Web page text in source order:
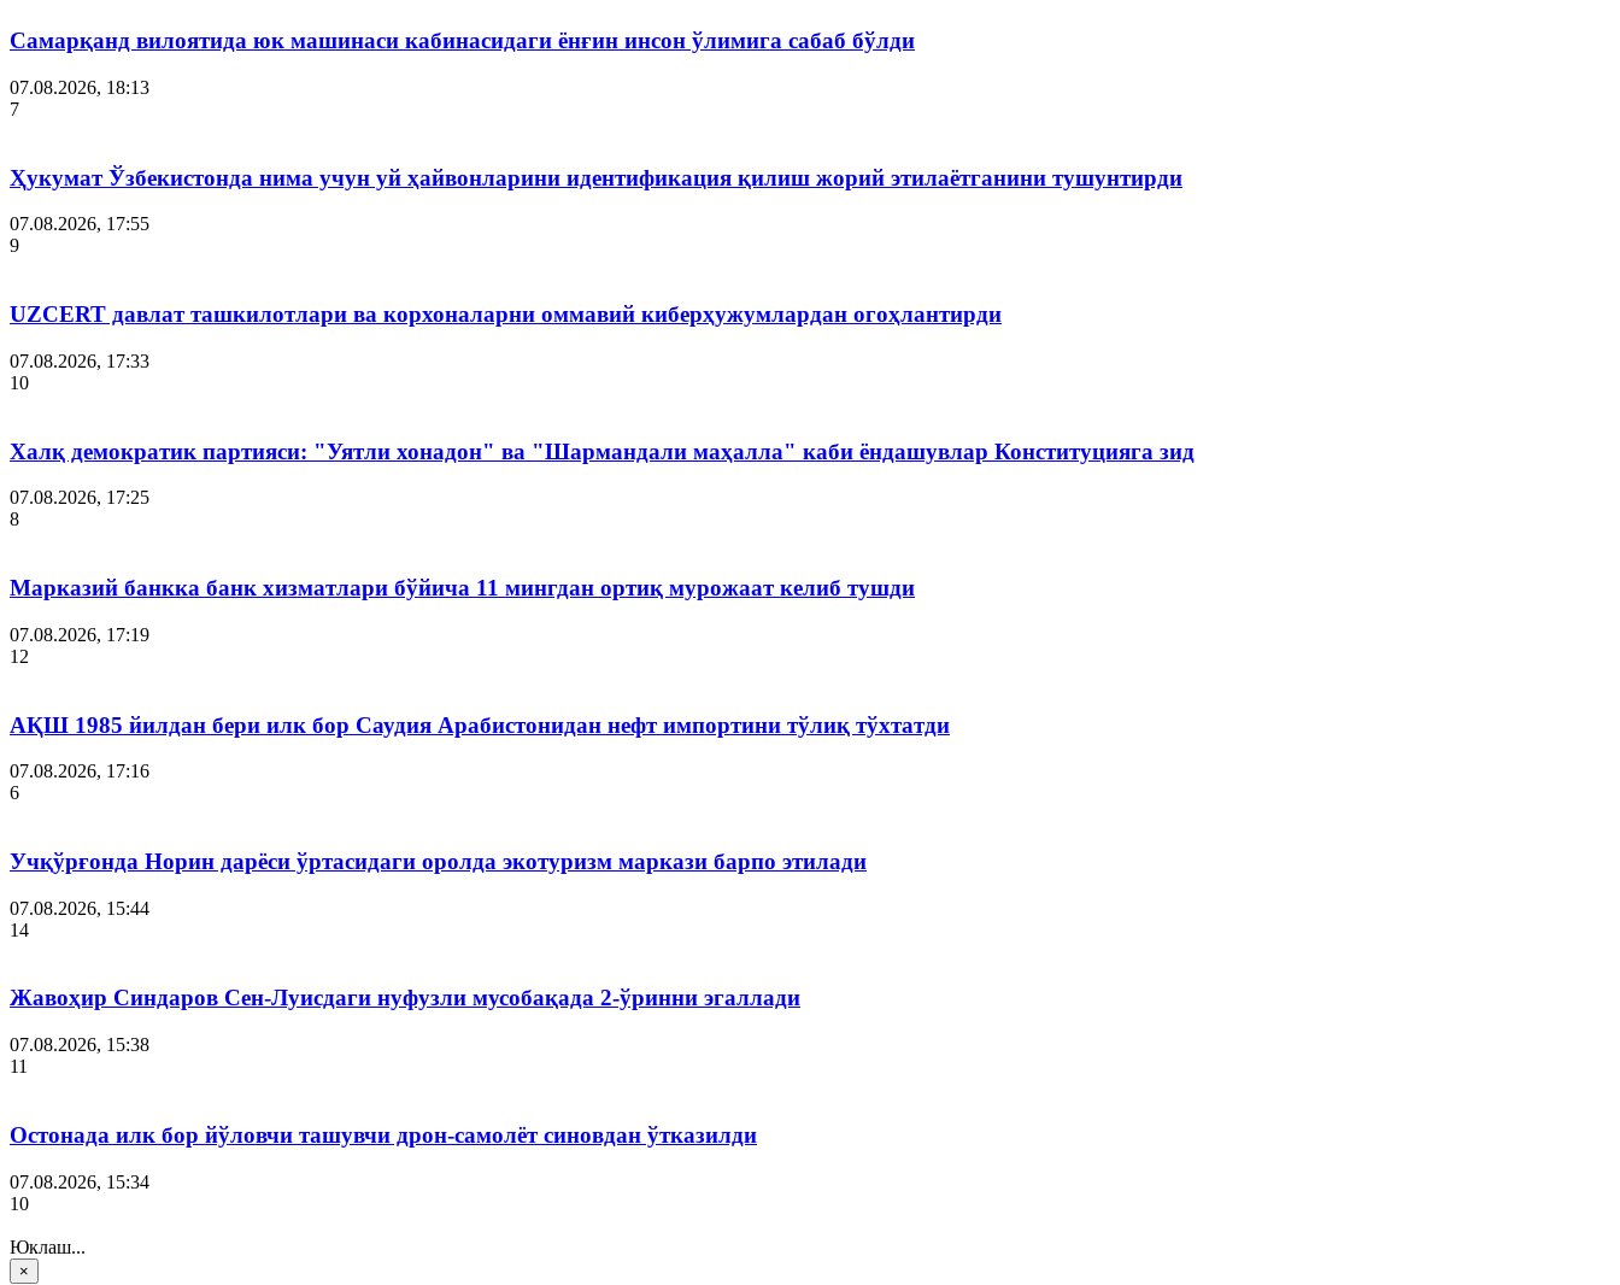
Самарқанд вилоятида юк машинаси кабинасидаги ёнғин инсон ўлимига сабаб бўлди
07.08.2026, 18:13
7
Ҳукумат Ўзбекистонда нима учун уй ҳайвонларини идентификация қилиш жорий этилаётганини тушунтирди
07.08.2026, 17:55
9
UZCERT давлат ташкилотлари ва корхоналарни оммавий киберҳужумлардан огоҳлантирди
07.08.2026, 17:33
10
Халқ демократик партияси: "Уятли хонадон" ва "Шармандали маҳалла" каби ёндашувлар Конституцияга зид
07.08.2026, 17:25
8
Марказий банкка банк хизматлари бўйича 11 мингдан ортиқ мурожаат келиб тушди
07.08.2026, 17:19
12
АҚШ 1985 йилдан бери илк бор Саудия Арабистонидан нефт импортини тўлиқ тўхтатди
07.08.2026, 17:16
6
Учқўрғонда Норин дарёси ўртасидаги оролда экотуризм маркази барпо этилади
07.08.2026, 15:44
14
Жавоҳир Синдаров Сен-Луисдаги нуфузли мусобақада 2-ўринни эгаллади
07.08.2026, 15:38
11
Остонада илк бор йўловчи ташувчи дрон-самолёт синовдан ўтказилди
07.08.2026, 15:34
10
Юклаш...
×